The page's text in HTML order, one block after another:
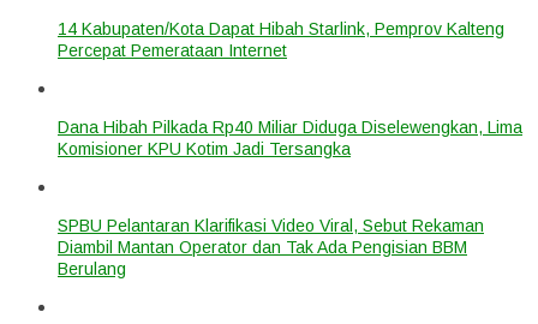
14 Kabupaten/Kota Dapat Hibah Starlink, Pemprov Kalteng
Percepat Pemerataan Internet
Dana Hibah Pilkada Rp40 Miliar Diduga Diselewengkan, Lima
Komisioner KPU Kotim Jadi Tersangka
SPBU Pelantaran Klarifikasi Video Viral, Sebut Rekaman
Diambil Mantan Operator dan Tak Ada Pengisian BBM
Berulang